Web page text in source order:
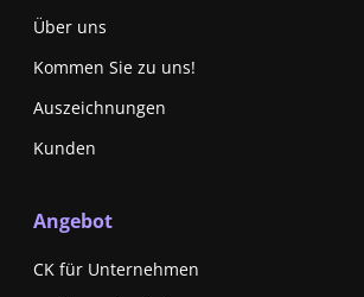
Über uns
Kommen Sie zu uns!
Auszeichnungen
Kunden
Angebot
CK für Unternehmen